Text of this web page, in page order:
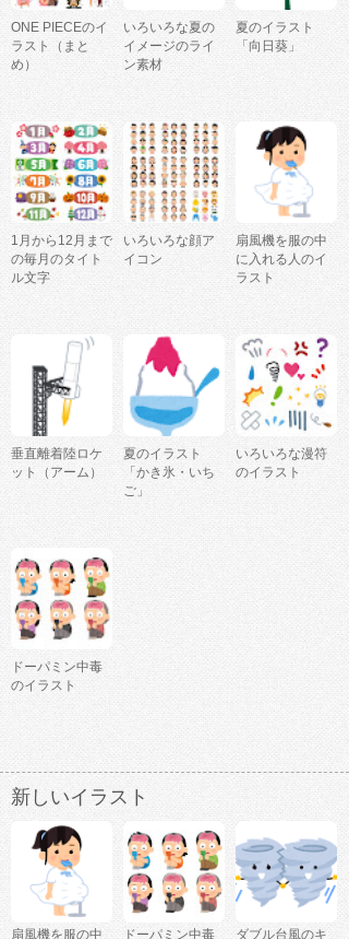
ONE PIECEのイ
ラスト（まと
め）
いろいろな夏の
イメージのライ
ン素材
夏のイラスト
「向日葵」
1月から12月まで
の毎月のタイト
ル文字
いろいろな顔ア
イコン
扇風機を服の中
に入れる人のイ
ラスト
垂直離着陸ロケ
ット（アーム）
夏のイラスト
「かき氷・いち
ご」
いろいろな漫符
のイラスト
ドーパミン中毒
のイラスト
新しいイラスト
扇風機を服の中 ドーパミン中毒 ダブル台風のキ